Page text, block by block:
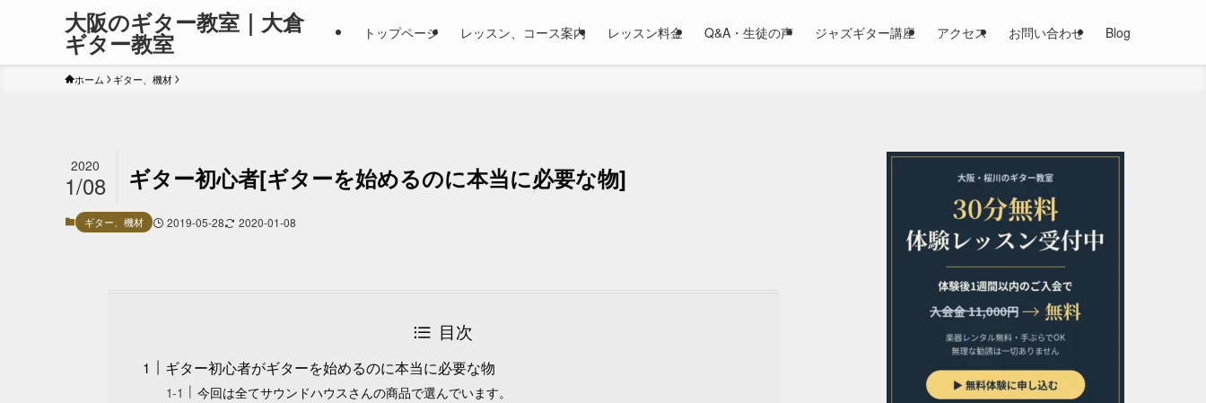
大阪のギター教室｜大倉
ギター教室 トップページ レッスン、コース案内 レッスン料金 Q&A・生徒の声 ジャズギター講座 アクセス お問い合わせ Blog
ホーム ギター、機材
ギター初心者[ギターを始めるのに本当に必要な物]
2020
1/08
ギター、機材 2019-05-28 2020-01-08
目次
ギター初心者がギターを始めるのに本当に必要な物
今回は全てサウンドハウスさんの商品で選んでいます。